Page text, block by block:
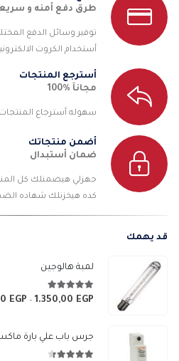
طرق دفع أمنه و
توفير وسائل الدفع
أستخدام الكروت
أسترجع المنتجات
مجانآ %100
سهوله أسترجاع المنتجات خلال 14 يوم من
أضمن منتجاتك
ضمان أستبدال
جهزلي هيضمنلك كل
كده هيخزنلك شهاده
قد يهمك
لمبة هالوجين
4.89 من 5
1.350,00 EGP
–
EGP
جرس باب علي بارة ماكسجي 230